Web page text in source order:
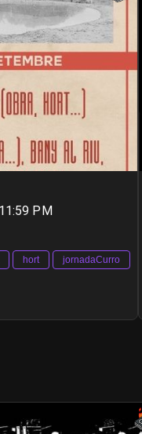
PM
hort
jornadaCurro